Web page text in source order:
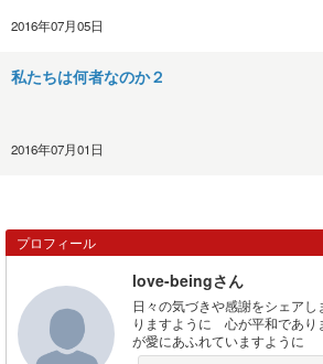
2016年07月05日
私たちは何者なのか２
2016年07月01日
プロフィール
love-beingさん
日々の気づきや感謝をシェア
りますように 心が平和であり
が愛にあふれていますように